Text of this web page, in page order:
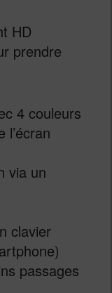
HD
prendre
4 couleurs
l’écran
via un
clavier
passages